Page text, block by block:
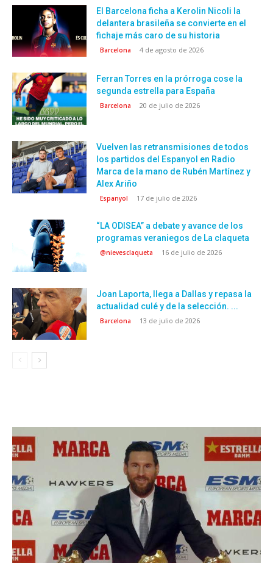
El Barcelona ficha a Kerolin Nicoli la
delantera brasileña se convierte en el
fichaje más caro de su historia
Barcelona 4 de agosto de 2026
Ferran Torres en la prórroga cose la
segunda estrella para España
Barcelona 20 de julio de 2026
Vuelven las retransmisiones de todos
los partidos del Espanyol en Radio
Marca de la mano de Rubén Martínez y
Alex Ariño
Espanyol 17 de julio de 2026
“LA ODISEA” a debate y avance de los
programas veraniegos de La claqueta
@nievesclaqueta 16 de julio de 2026
Joan Laporta, llega a Dallas y repasa la
actualidad culé y de la selección. ...
Barcelona 13 de julio de 2026